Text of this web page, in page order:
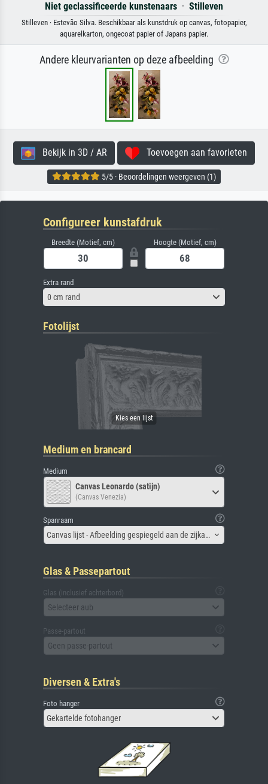
Niet geclassificeerde kunstenaars · Stilleven
Stilleven · Estevão Silva. Beschikbaar als kunstdruk op canvas, fotopapier,
aquarelkarton, ongecoat papier of Japans papier.
Andere kleurvarianten op deze afbeelding
Bekijk in 3D / AR Toevoegen aan favorieten
5/5 · Beoordelingen weergeven (1)
Configureer kunstafdruk
Breedte (Motief, cm) Hoogte (Motief, cm)
Extra rand
0 cm rand
Fotolijst
Medium en brancard
Medium
Canvas Leonardo (satijn)
(Canvas Venezia)
Spanraam
Canvas lijst - Afbeelding gespiegeld aan de zijkant
Glas & Passepartout
Glas (inclusief achterbord)
Selecteer aub
Passe-partout
Geen passe-partout
Diversen & Extra's
Foto hanger
Gekartelde fotohanger